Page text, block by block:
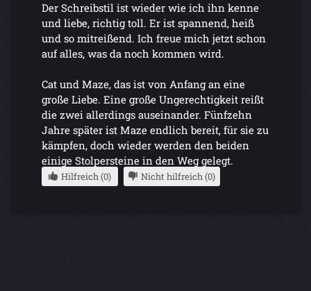
Der Schreibstil ist wieder wie ich ihn kenne
und liebe, richtig toll. Er ist spannend, heiß
und so mitreißend. Ich freue mich jetzt schon
auf alles, was da noch kommen wird.
Cat und Maze, das ist von Anfang an eine
große Liebe. Eine große Ungerechtigkeit reißt
die zwei allerdings auseinander. Fünfzehn
Jahre später ist Maze endlich bereit, für sie zu
kämpfen, doch wieder werden den beiden
einige Stolpersteine in den Weg gelegt.
Hilfreich (0) Nicht hilfreich (0)